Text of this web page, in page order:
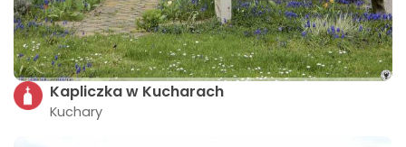
Kapliczka w Kucharach
Kuchary